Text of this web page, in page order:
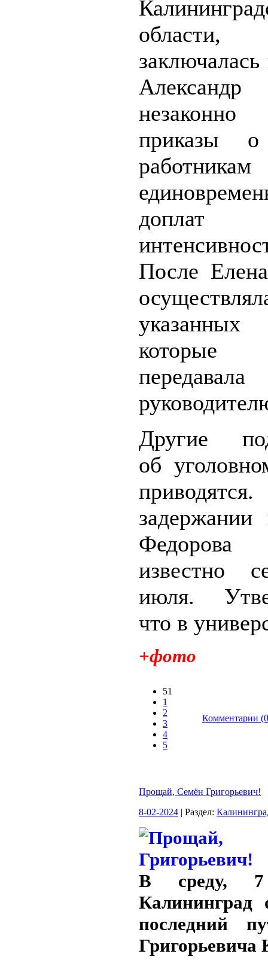
приказы о
работникам
После
передавала
Другие
об
задержании
известно
июля.
что в
+фото
51
1
2
3
4
5
Комментарии
Прощай, Семён Григорьевич!
8-02-2024 | Раздел:
В среду, 7
Калининград
последний
Григорьевича